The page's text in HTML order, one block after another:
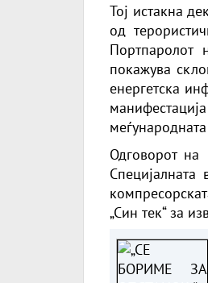
Тој истакна
од
Портпаролот
покажува
енергетска
Одговорот
„Син тек“ за